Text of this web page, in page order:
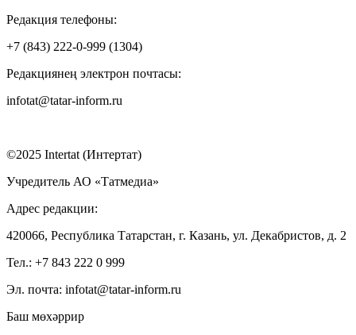
Редакция телефоны:
+7 (843) 222-0-999 (1304)
Редакциянең электрон почтасы:
infotat@tatar-inform.ru
©2025 Intertat (Интертат)
Учредитель АО «Татмедиа»
Адрес редакции:
420066, Республика Татарстан, г. Казань, ул. Декабристов, д. 2
Тел.: +7 843 222 0 999
Эл. почта: infotat@tatar-inform.ru
Баш мөхәррир